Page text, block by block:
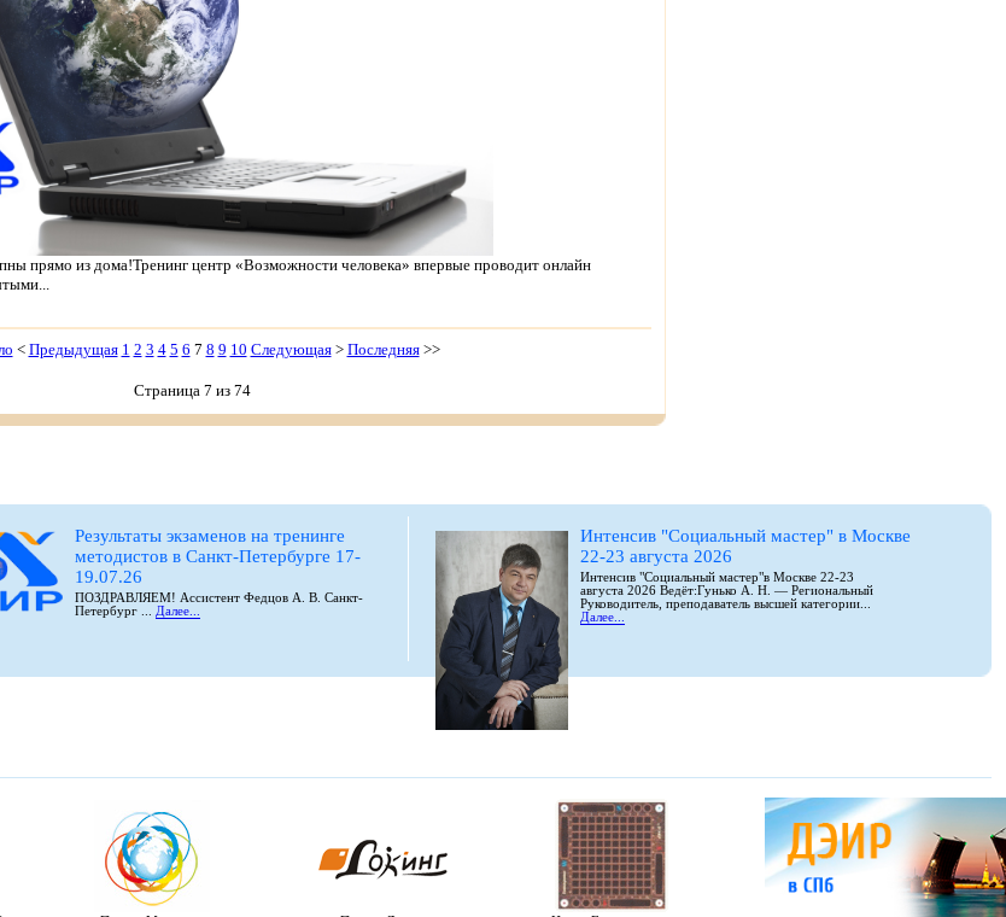
прямо из дома!Тренинг центр «Возможности человека» впервые проводит онлайн
< Предыдущая 1 2 3 4 5 6 7 8 9 10 Следующая> Последняя>>
Страница 7 из 74
Результаты экзаменов на тренинге
методистов в Санкт-Петербурге 17-
19.07.26
ПОЗДРАВЛЯЕМ! Ассистент Федцов А. В. Санкт-
Петербург ...
Далее...
Интенсив "Социальный мастер" в Москве
22-23 августа 2026
Интенсив "Социальный мастер"в Москве 22-23
августа 2026 Ведёт:Гунько А. Н. — Региональный
Руководитель, преподаватель высшей категории...
Далее...